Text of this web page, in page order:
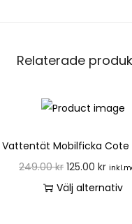
Relaterade
Vattentät Mobilficka Cote
249.00kr 125.00 kr
Välj alternativ